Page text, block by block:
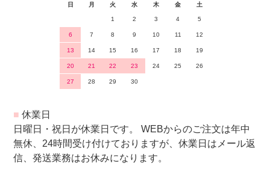
日 月 火 水 木 金 土
1 2 3 4 5
6 7 8 9 10 11 12
13 14 15 16 17 18 19
20 21 22 23 24 25 26
27 28 29 30
■ 休業日
日曜日・祝日が休業日です。 WEBからのご注文は年中
無休、24時間受け付けておりますが、休業日はメール返
信、発送業務はお休みになります。